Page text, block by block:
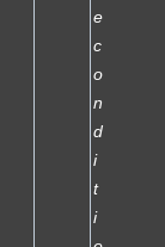
e
c
o
n
d
i
t
i